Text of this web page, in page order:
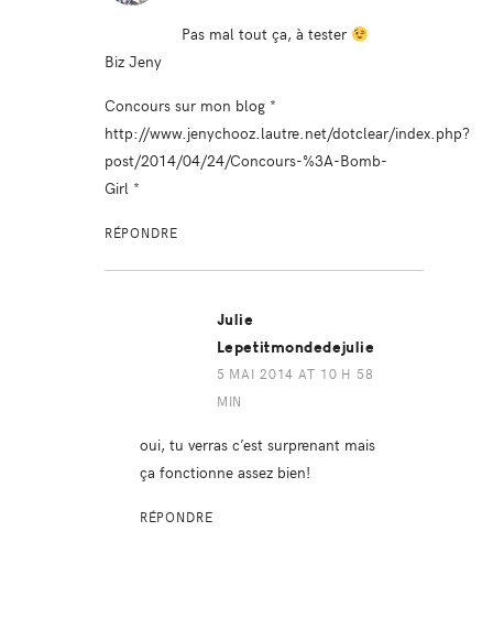
Pas mal tout ça, à tester
Biz Jeny
Concours sur mon blog *
http://www.jenychooz.lautre.net/dotclear/index.php?
post/2014/04/24/Concours-%3A-Bomb-
Girl*
RÉPONDRE
Julie
Lepetitmondedejulie
5 MAI 2014 AT 10 H 58
MIN
oui, tu verras c’est surprenant mais
ça fonctionne assez bien!
RÉPONDRE